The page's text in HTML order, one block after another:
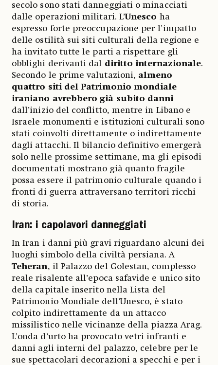
secolo sono stati danneggiati o minacciati
dalle operazioni militari. L’Unesco ha
espresso forte preoccupazione per l’impatto
delle ostilità sui siti culturali della regione e
ha invitato tutte le parti a rispettare gli
obblighi derivanti dal diritto internazionale.
Secondo le prime valutazioni, almeno
quattro siti del Patrimonio mondiale
iraniano avrebbero già subito danni
dall’inizio del conflitto, mentre in Libano e
Israele monumenti e istituzioni culturali sono
stati coinvolti direttamente o indirettamente
dagli attacchi. Il bilancio definitivo emergerà
solo nelle prossime settimane, ma gli episodi
documentati mostrano già quanto fragile
possa essere il patrimonio culturale quando i
fronti di guerra attraversano territori ricchi
di storia.
Iran: i capolavori danneggiati
In Iran i danni più gravi riguardano alcuni dei
luoghi simbolo della civiltà persiana. A
Teheran, il Palazzo del Golestan, complesso
reale risalente all’epoca safavide e unico sito
della capitale inserito nella Lista del
Patrimonio Mondiale dell’Unesco, è stato
colpito indirettamente da un attacco
missilistico nelle vicinanze della piazza Arag.
L’onda d’urto ha provocato vetri infranti e
danni agli interni del palazzo, celebre per le
sue spettacolari decorazioni a specchi e per i